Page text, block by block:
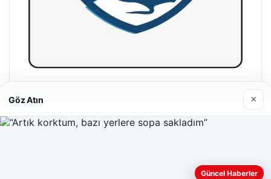
Hastaş Beton
Web sitemizi nasıl kullandığınızı daha iyi anlayabilmek,
Göz Atın ×
Güncel Haberler